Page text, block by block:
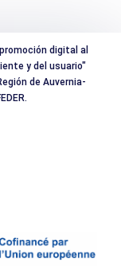
digital al
y del usuario"
de Auvernia-